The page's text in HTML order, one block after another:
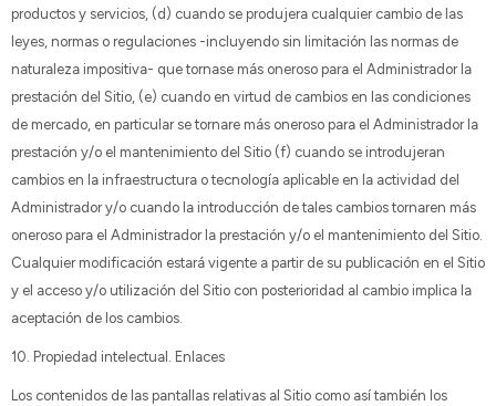
productos y servicios, (d) cuando se produjera cualquier cambio de las
leyes, normas o regulaciones -incluyendo sin limitación las normas de
naturaleza impositiva- que tornase más oneroso para el Administrador la
prestación del Sitio, (e) cuando en virtud de cambios en las condiciones
de mercado, en particular se tornare más oneroso para el Administrador la
prestación y/o el mantenimiento del Sitio (f) cuando se introdujeran
cambios en la infraestructura o tecnología aplicable en la actividad del
Administrador y/o cuando la introducción de tales cambios tornaren más
oneroso para el Administrador la prestación y/o el mantenimiento del Sitio.
Cualquier modificación estará vigente a partir de su publicación en el Sitio
y el acceso y/o utilización del Sitio con posterioridad al cambio implica la
aceptación de los cambios.
10. Propiedad intelectual. Enlaces
Los contenidos de las pantallas relativas al Sitio como así también los